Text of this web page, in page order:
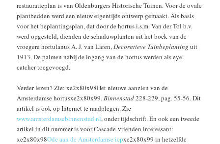
restauratieplan is van Oldenburgers Historische Tuinen. Voor de ovale
plantbedden werd een nieuw eigentijds ontwerp gemaakt. Als basis
voor het beplantingsplan, dat door de hortus i.s.m. Van der Tol b.v.
werd opgesteld, dienden de schaduwplanten uit het boek van de
vroegere hortulanus A. J. van Laren,Decoratieve Tuinbeplanting uit
1913. De palmen nabij de ingang van de hortus werden als eye-
catcher toegevoegd.
Verder lezen? Zie: xe2x80x98Het nieuwe aanzien van de
Amsterdamse hortusxe2x80x99.Binnenstad228-229, pag. 55-56. Dit
artikel is ook op Internet te raadplegen. Zie
www.amsterdamsebinnenstad.nl, onder tijdschrift. En ook een tweede
artikel in dit nummer is voor Cascade-vrienden interessant:
xe2x80x98Ode aan de Amsterdamse iepxe2x80x99 in hetzelfde